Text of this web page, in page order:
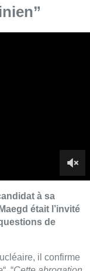
il confirme
ce combat. Il est
évident qu’il faut
De Maegd.
lors de
où on pense que
futur, de la
il faut être